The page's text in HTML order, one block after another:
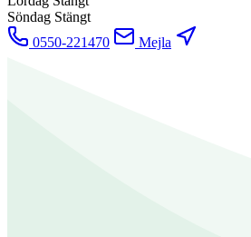
Söndag Stängt
0550-221470
Mejla